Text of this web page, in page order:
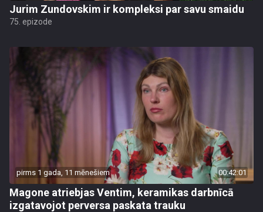
Jurim Zundovskim ir kompleksi par savu smaidu
75. epizode
pirms 1 gada, 11 mēnešiem 00:42:01
Magone atriebjas Ventim, keramikas darbnīcā
izgatavojot perversa paskata trauku